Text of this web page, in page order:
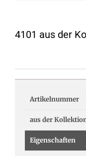
4101 aus der
Artikelnummer
aus der
Eigenschaften